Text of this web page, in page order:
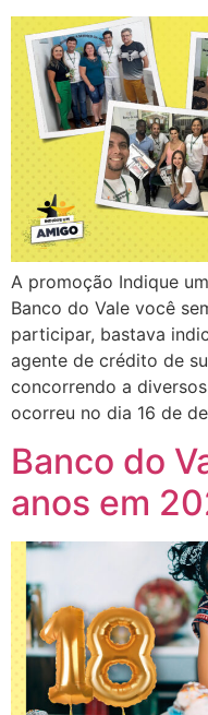
A promoção Indique
Banco do Vale você
participar, bastava
agente de crédito de
concorrendo a
ocorreu no dia 16 de
Banco do
anos em